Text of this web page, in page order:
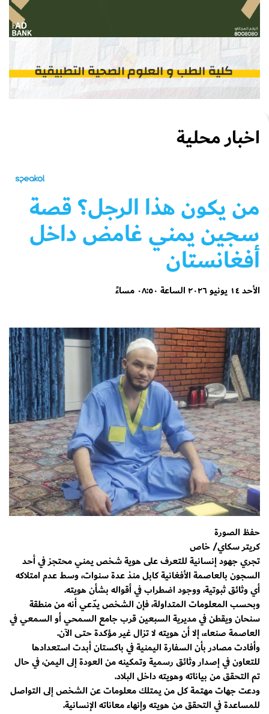
اخبار محلية
من يكون هذا الرجل؟ قصة
سجين يمني غامض داخل
أفغانستان
الأحد ١٤ يونيو ٢٠٢٦ الساعة ٠٨:٥٠ مساءً
حفظ الصورة
كريتر سكاي/ خاص
تجري جهود إنسانية للتعرف على هوية شخص يمني محتجز في أحد
السجون بالعاصمة الأفغانية كابل منذ عدة سنوات، وسط عدم امتلاكه
أي وثائق ثبوتية، ووجود اضطراب في أقواله بشأن هويته.
وبحسب المعلومات المتداولة، فإن الشخص يدّعي أنه من منطقة
سنحان ويقطن في مديرية السبعين قرب جامع السمحي أو السمعي في
العاصمة صنعاء، إلا أن هويته لا تزال غير مؤكدة حتى الآن.
وأفادت مصادر بأن السفارة اليمنية في باكستان أبدت استعدادها
للتعاون في إصدار وثائق رسمية وتمكينه من العودة إلى اليمن، في حال
تم التحقق من بياناته وهويته داخل البلاد.
ودعت جهات مهتمة كل من يمتلك معلومات عن الشخص إلى التواصل
للمساعدة في التحقق من هويته وإنهاء معاناته الإنسانية.